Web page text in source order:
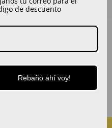
20 KG
Bull
pequeños /
Shepherd
Spaniel
Australiano
de descuento
Rebaño ahí voy!